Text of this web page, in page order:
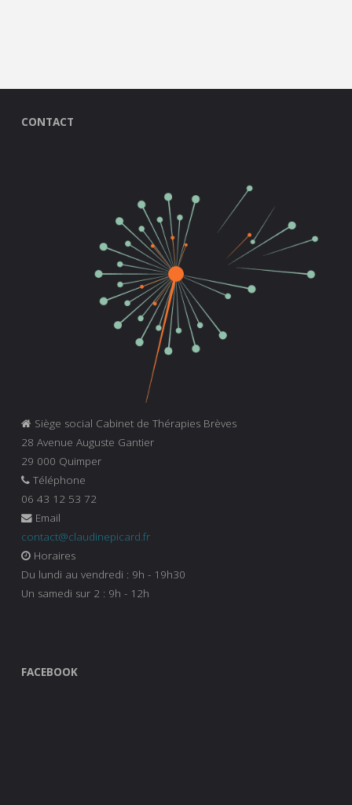
CONTACT
Siège social Cabinet de Thérapies Brèves
28 Avenue Auguste Gantier
29 000 Quimper
Téléphone
06 43 12 53 72
Email
contact@claudinepicard.fr
Horaires
Du lundi au vendredi : 9h - 19h30
Un samedi sur 2 : 9h - 12h
FACEBOOK